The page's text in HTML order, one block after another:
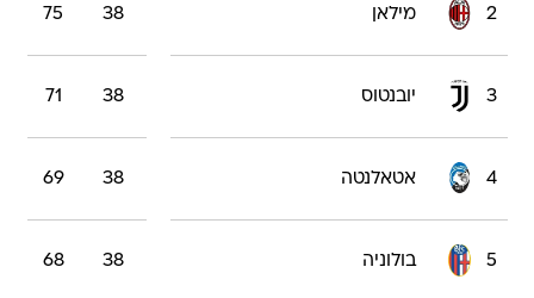
2 מילאן 38
75
3 יובנטוס 38
71
4 אטאלנטה 38
69
5 בולוניה 38
68